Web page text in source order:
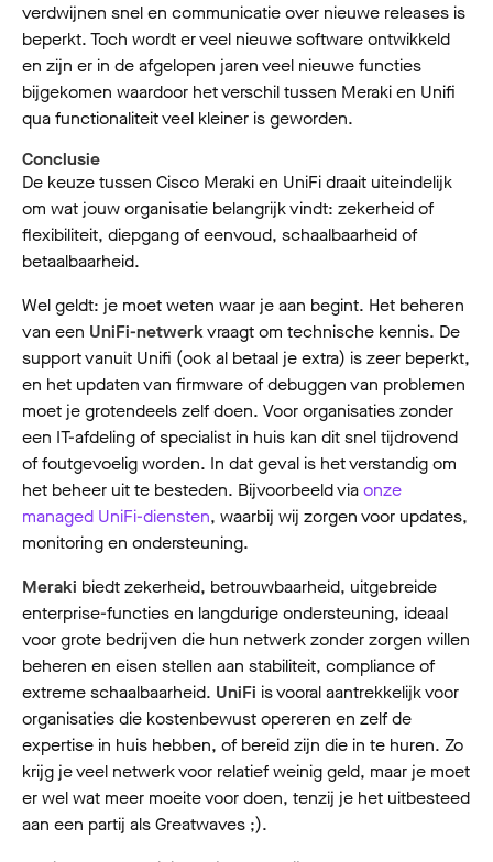
verdwijnen snel en communicatie over nieuwe releases is
beperkt. Toch wordt er veel nieuwe software ontwikkeld
en zijn er in de afgelopen jaren veel nieuwe functies
bijgekomen waardoor het verschil tussen Meraki en Unifi
qua functionaliteit veel kleiner is geworden.
Conclusie
De keuze tussen Cisco Meraki en UniFi draait uiteindelijk
om wat jouw organisatie belangrijk vindt: zekerheid of
flexibiliteit, diepgang of eenvoud, schaalbaarheid of
betaalbaarheid.
Wel geldt: je moet weten waar je aan begint. Het beheren
van een UniFi-netwerkvraagt om technische kennis. De
support vanuit Unifi (ook al betaal je extra) is zeer beperkt,
en het updaten van firmware of debuggen van problemen
moet je grotendeels zelf doen. Voor organisaties zonder
een IT-afdeling of specialist in huis kan dit snel tijdrovend
of foutgevoelig worden. In dat geval is het verstandig om
het beheer uit te besteden. Bijvoorbeeld viaonze
managed UniFi-diensten, waarbij wij zorgen voor updates,
monitoring en ondersteuning.
Meraki biedt zekerheid, betrouwbaarheid, uitgebreide
enterprise-functies en langdurige ondersteuning, ideaal
voor grote bedrijven die hun netwerk zonder zorgen willen
beheren en eisen stellen aan stabiliteit, compliance of
extreme schaalbaarheid. UniFi is vooral aantrekkelijk voor
organisaties die kostenbewust opereren en zelf de
expertise in huis hebben, of bereid zijn die in te huren. Zo
krijg je veel netwerk voor relatief weinig geld, maar je moet
er wel wat meer moeite voor doen, tenzij je het uitbesteed
aan een partij als Greatwaves ;).